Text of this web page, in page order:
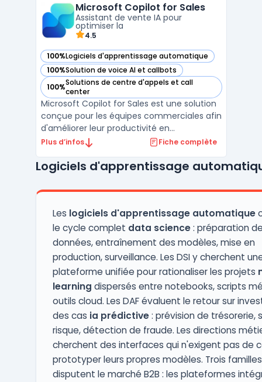
naturel (NLP), l'apprentissage automatique
et l'analyse prédictive ...
Microsoft Copilot for Sales
Assistant de vente IA pour
optimiser la
4.5
100%Logiciels d'apprentissage automatique
— voir Microsoft Copilot for Sales dans cette catégorie
100%Solution de voice AI et callbots
— voir Microsoft Copilot for Sales dans cette catégorie
100%Solutions de centre d'appels et call
center
— voir Microsoft Copilot for Sales dans cette catégorie
Microsoft Copilot for Sales est une solution
conçue pour les équipes commerciales afin
d'améliorer leur productivité en
automatisant les tâches répétitives et en
vente. Cet outil intelligent, basé sur
centraliser les info ...
Plus d’infos Fiche complète
Logiciels d'apprentissage
Les logiciels d'apprentissage automatique
le cycle complet data science: préparation
données, entraînement des modèles, mise en
production, surveillance. Les DSI y cherchent
plateforme unifiée pour rationaliser les projets
learning dispersés entre notebooks, scripts
outils cloud. Les DAF évaluent le retour sur
des cas ia prédictive: prévision de trésorerie,
risque, détection de fraude. Les directions
cherchent des interfaces qui n'exigent pas de
prototyper leurs propres modèles. Trois
disputent le marché B2B : les plateformes